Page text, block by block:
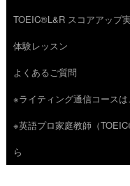
ン
テ
ン
ツ
へ
ス
TOEIC®L&R スコアアップ
体験レッスン
よくあるご質問
※ライティング通信コースは
※英語プロ家庭教師（
ら